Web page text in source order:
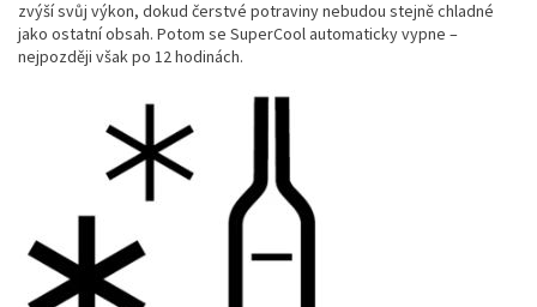
zvýší svůj výkon, dokud čerstvé potraviny nebudou stejně chladné
jako ostatní obsah. Potom se SuperCool automaticky vypne –
nejpozději však po 12 hodinách.